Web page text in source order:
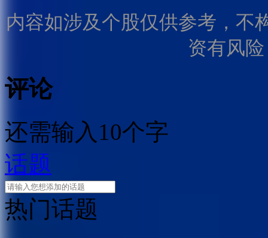
内容如涉及个股仅供参考，不
资有风
评论
还需输入10个字
话题
热门话题